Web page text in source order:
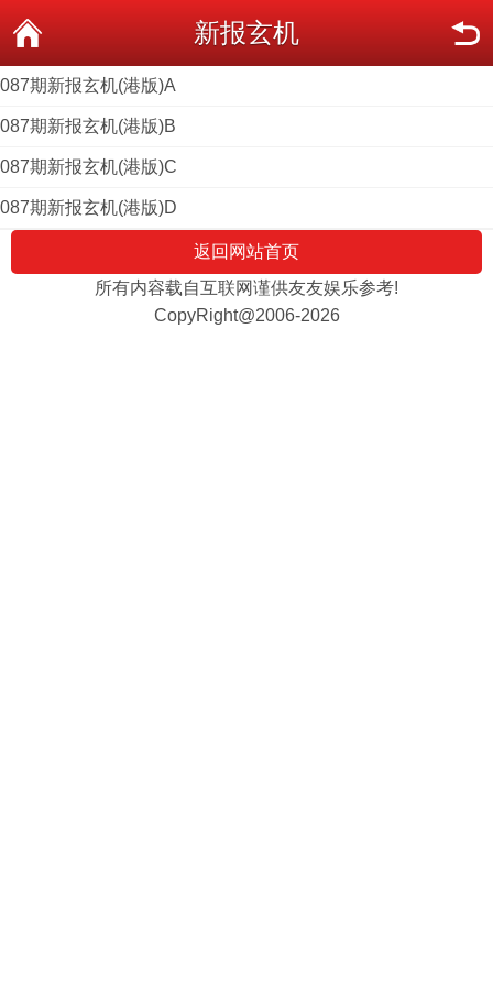
新报玄机
087期新报玄机(港版)A
087期新报玄机(港版)B
087期新报玄机(港版)C
087期新报玄机(港版)D
返回网站首页
所有内容载自互联网谨供友友娱乐参考!
CopyRight@2006-2026